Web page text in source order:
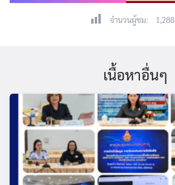
จำนวนผู้ชม: 1,288
เนื้อหาอื่นๆ